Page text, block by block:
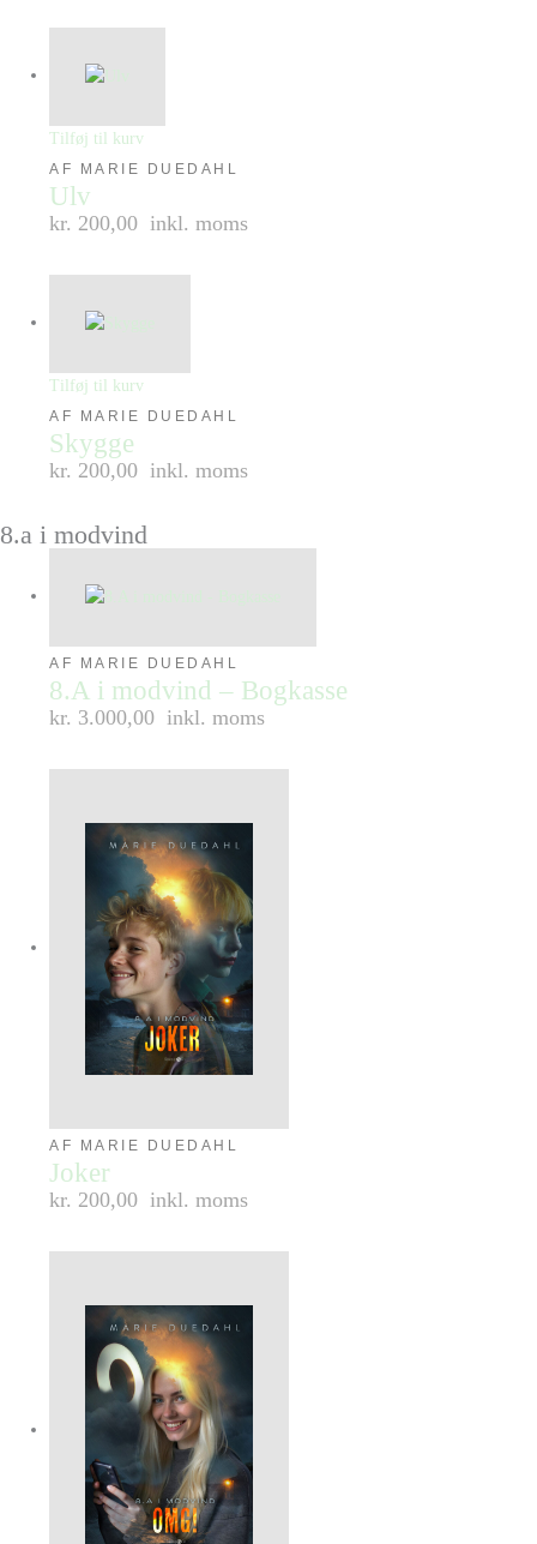
Tilføj til kurv
AF MARIE DUEDAHL
Ulv
kr. 200,00 inkl. moms
Tilføj til kurv
AF MARIE DUEDAHL
Skygge
kr. 200,00 inkl. moms
8.a i modvind
AF MARIE DUEDAHL
8.A i modvind – Bogkasse
kr. 3.000,00 inkl. moms
AF MARIE DUEDAHL
Joker
kr. 200,00 inkl. moms